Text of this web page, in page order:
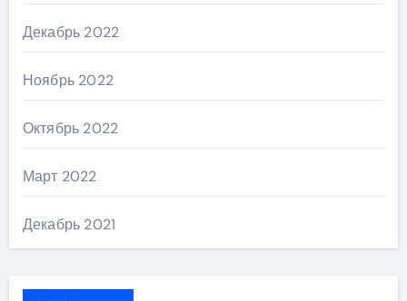
Декабрь 2022
Ноябрь 2022
Октябрь 2022
Март 2022
Декабрь 2021